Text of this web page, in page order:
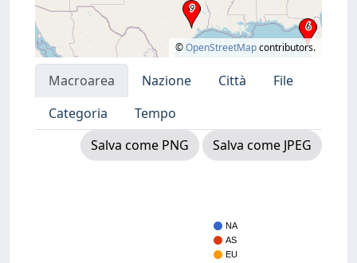
©OpenStreetMapcontributors.
Macroarea Nazione Città
File
Categoria
Tempo
Salva come PNG
Salva come JPEG
NA
AS
EU